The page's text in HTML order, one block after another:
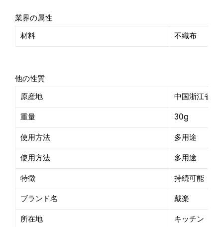
業界の属性
材料
不織布
他の性質
原産地
中国浙江省
重量
30g
使用方法
多用途
使用方法
多用途
特徴
持続可能
ブランド名
戴楽
所在地
キッチン